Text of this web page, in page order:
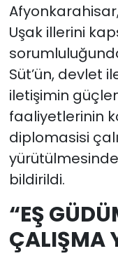
Uşak illerini
Süt’ün, devlet
iletişimin
faaliyetlerinin
diplomasisi
bildirildi.
“EŞ
ÇALIŞMA